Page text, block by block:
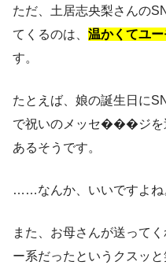
ただ、土居志央梨さんの
てくるのは、 温かくてユ
す。
たとえば、娘の誕生日に
で祝いのメッセ���ジを
あるそうです。
……なんか、いいですよね
また、お母さんが送って
ー系だったというクスッ